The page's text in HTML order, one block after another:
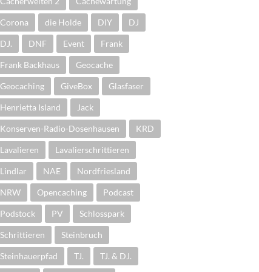
Corona die Holde DIY DJ
DJ. DNF Event Frank
Frank Backhaus Geocache
Geocaching GiveBox Glasfaser
Henrietta Island Jack
Konserven-Radio-Dosenhausen KRD
Lavalieren Lavalierschrittieren
Lindlar NAE Nordfriesland
NRW Opencaching Podcast
Podstock PV Schlosspark
Schrittieren Steinbruch
Steinhauerpfad TJ. TJ. & DJ.